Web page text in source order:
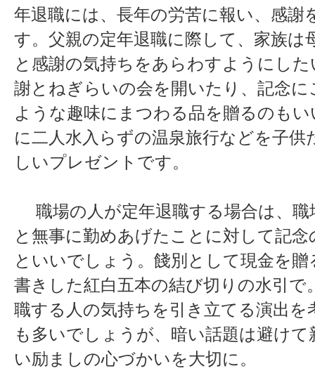
年退職には、長年の労苦に報い、感謝
す。父親の定年退職に際して、家族は
と感謝の気持ちをあらわすようにし
謝とねぎらいの会を開いたり、記念
ような趣味にまつわる品を贈るのも
に二人水入らずの温泉旅行などを子
しいプレゼントです。
職場の人が定年退職する場合は、
と無事に勤めあげたことに対して記
といいでしょう。餞別として現金を贈
書きした紅白五本の結び切りの水引で
職する人の気持ちを引き立てる演出
も多いでしょうが、暗い話題は避け
い励ましの心づかいを大切に。